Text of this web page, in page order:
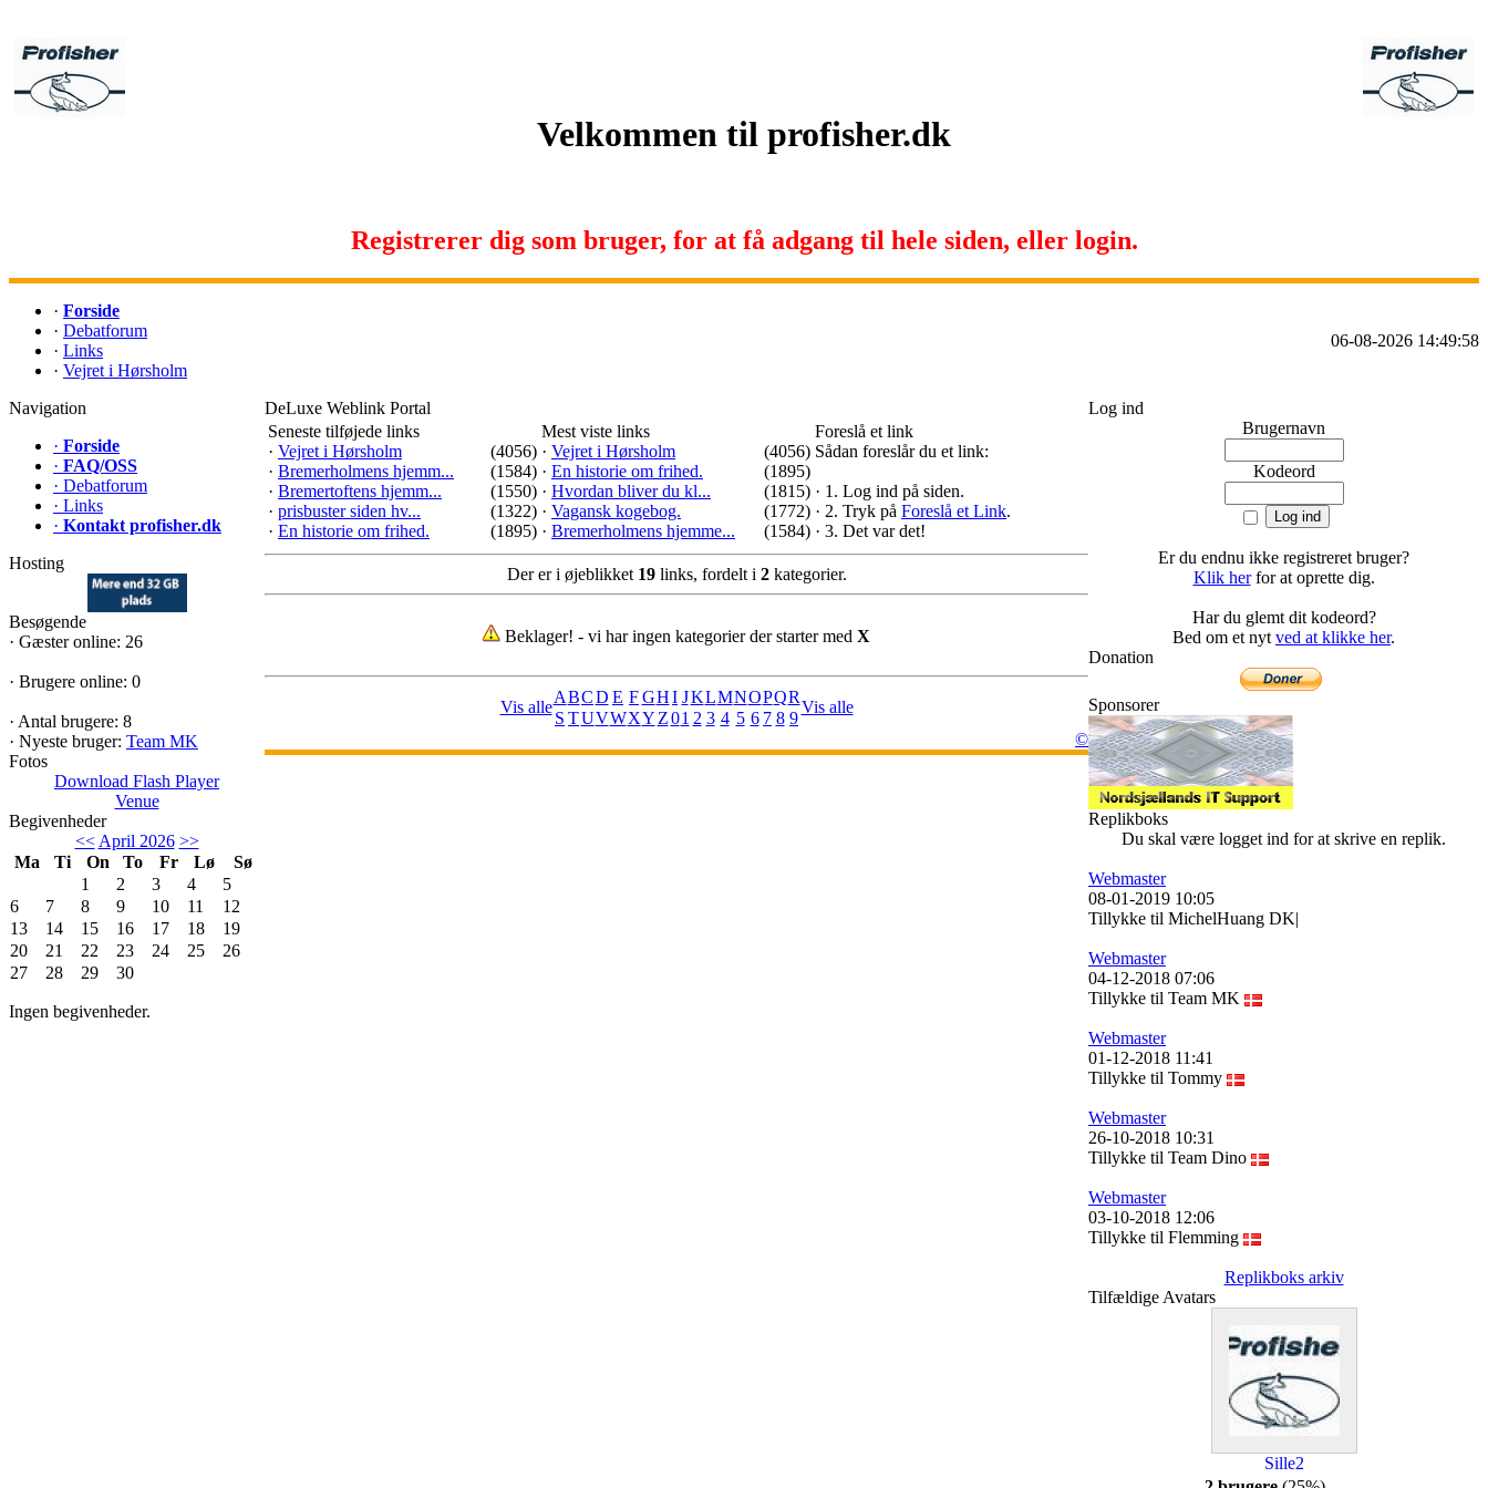
Velkommen til profisher.dk
Registrerer dig som bruger, for at få adgang til hele siden, eller login.
· Forside
· Debatforum
· Links
· Vejret i Hørsholm
06-08-2026 14:49:58
Navigation
· Forside
· FAQ/OSS
· Debatforum
· Links
· Kontakt profisher.dk
Hosting
Besøgende
· Gæster online: 26
· Brugere online: 0
· Antal brugere: 8
· Nyeste bruger: Team MK
Fotos
Download Flash Player
Venue
Begivenheder
<< April 2026 >>
Ma
Ti On To Fr Lø
Sø
1
2 3 4
5
6
7 8 9 10 11
12
13
14 15 16 17 18
19
20
21 22 23 24 25
26
27
28 29 30
Ingen begivenheder.
DeLuxe Weblink Portal
Seneste tilføjede links
· Vejret i Hørsholm
(4056)
· Bremerholmens hjemm...
(1584)
· Bremertoftens hjemm...
(1550)
· prisbuster siden hv...
(1322)
· En historie om frihed. (1895)
Mest viste links
· Vejret i Hørsholm
(4056)
· En historie om frihed.
(1895)
· Hvordan bliver du kl...
(1815)
· Vagansk kogebog.
(1772)
· Bremerholmens hjemme... (1584)
Foreslå et link
Sådan foreslår du et link:
· 1. Log ind på siden.
· 2. Tryk på Foreslå et Link.
· 3. Det var det!
Der er i øjeblikket 19links, fordelt i 2kategorier.
Beklager! - vi har ingen kategorier der starter med X
Vis alle
ABCD E FGHI JKLMNOPQR
Vis alle
S TUVWXY Z01 2 3 4 5 6 7 8 9
©
Log ind
Brugernavn
Kodeord
Er du endnu ikke registreret bruger?
Klik herfor at oprette dig.
Har du glemt dit kodeord?
Bed om et nyt ved at klikke her.
Donation
Sponsorer
Replikboks
Du skal være logget ind for at skrive en replik.
Webmaster
08-01-2019 10:05
Tillykke til MichelHuang DK|
Webmaster
04-12-2018 07:06
Tillykke til Team MK
Webmaster
01-12-2018 11:41
Tillykke til Tommy
Webmaster
26-10-2018 10:31
Tillykke til Team Dino
Webmaster
03-10-2018 12:06
Tillykke til Flemming
Replikboks arkiv
Tilfældige Avatars
Sille2